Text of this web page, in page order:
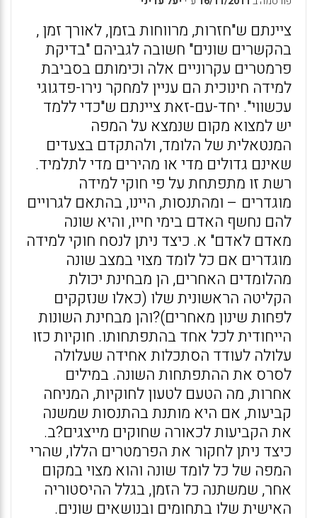
ציינתם ש"חזרות, מרווחות בזמן, לאורך זמן ,
בהקשרים שונים" חשובה לגביהם "בדיקת
פרמטרים עקרוניים אלה וכימותם בסביבת
למידה חינוכית הם עניין למחקר נירו-פדגוגי
עכשווי". יחד-עם-זאת ציינתם ש"כדי ללמד
יש למצוא מקום שנמצא על המפה
המנטאלית של הלומד, ולהתקדם בצעדים
שאינם גדולים מדי או מהירים מדי לתלמיד.
רשת זו מתפתחת על פי חוקי למידה
מוגדרים – ומהתנסות, היינו, בהתאם לגרויים
להם נחשף האדם בימי חייו, והיא שונה
מאדם לאדם" א. כיצד ניתן לנסח חוקי למידה
מוגדרים אם כל לומד מצוי במצב שונה
מהלומדים האחרים, הן מבחינת יכולת
הקליטה הראשונית שלו (כאלו שנזקקים
לפחות שינון מאחרים)?והן מבחינת השונות
הייחודית לכל אחד בהתפתחותו. חוקיות כזו
עלולה לעודד הסתכלות אחידה שעלולה
לסרס את ההתפתחות השונה. במילים
אחרות, מה הטעם לטעון לחוקיות, המניחה
קביעות, אם היא מותנת בהתנסות שמשנה
את הקביעות לכאורה שחוקים מייצגים?ב.
כיצד ניתן לחקור את הפרמטרים הללו, שהרי
המפה של כל לומד שונה והוא מצוי במקום
אחר, שמשתנה כל הזמן, בגלל ההיסטוריה
האישית שלו בתחומים ובנושאים שונים.